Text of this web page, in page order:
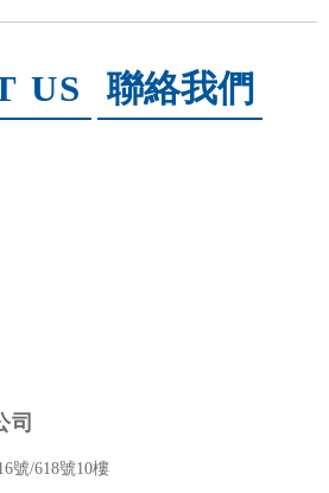
US 聯絡我們
司
號/618號10樓